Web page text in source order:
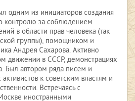
одним из инициаторов создания
контролю за соблюдением
в области прав человека (так
группы), помощником и
Андрея Сахарова. Активно
движении в СССР, демонстрациях
Был автором ряда писем и
к советским властям и
Встречаясь с
иностранными